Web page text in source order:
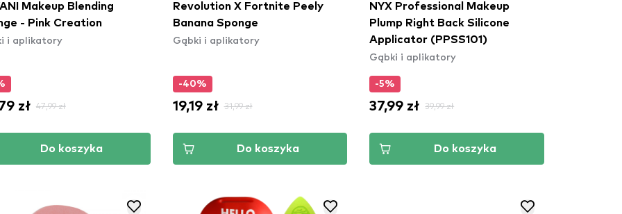
Makeup Blending
- Pink Creation
i aplikatory
zł 47,99 zł
Do koszyka
Revolution X Fortnite Peely
Banana Sponge
Gąbki i aplikatory
-40%
19,19 zł 31,99 zł
Do koszyka
NYX Professional Makeup
Plump Right Back Silicone
Applicator (PPSS101)
Gąbki i aplikatory
-5%
37,99 zł 39,99 zł
Do koszyka